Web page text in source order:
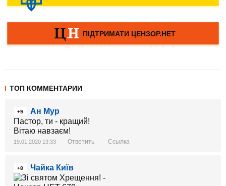
ТОП КОММЕНТАРИИ
+9
Ан Мур
Пастор, ти - кращий!
Вітаю навзаєм!
19.01.2020 13:33 Ответить Ссылка
+8 Чайка Київ